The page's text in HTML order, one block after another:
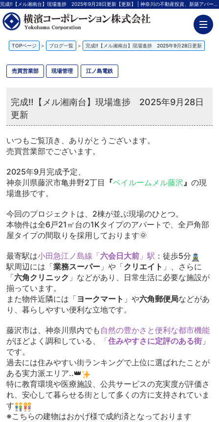
完成‼【メル湘南台】現場進捗 2025年9月28日更新【更新】 | 神奈川の不動産投資、新築アパート経営は横濱コーポレーション
TOPページ > ブログ一覧 > 完成‼【メル湘南台】現場進捗 2025年9月28日更新
売買営業部 現場管理 江ノ島電鉄
完成‼【メル湘南台】現場進捗 2025年9月28日
更新
いつもご覧頂き、ありがとうございます。
売買営業部でございます。
2025年9月完成予定、
神奈川県藤沢市亀井野2丁目 『ベイルームメル藤沢』の現
場進捗です。
今回のプロジェクトは、2棟が並ぶ現場のひとつ。
本物件は全6戸21㎡台の1Kタイプのアパートで、全戸角部
屋タイプの間取りを採用しております🌞
最寄駅は⼩⽥急江ノ島線「六会⽇⼤前 」駅 ：徒歩5分
駅周辺には「業務スーパー 」や「クリエイト 」、さらに
「六角クリニック 」などがあり、日常生活に必要な施設が
揃っています。
また物件近隣には「ヨークマート 」や六角郵便局などがあ
り、暮らしやすい便利な立地です。
藤沢市は、神奈川県内でも 自然の豊かさと便利な都市機能
がほどよく調和している、
「住みやすさに定評のある街 」
です。
過去には住みやすい街ランキングで上位に選ばれたことが
ある実力派エリア..👑
特に教育環境や医療施設、公共サービスの充実度が評価さ
れ、安心して暮らせる街として多くの方に支持されていま
す
※こちらの建物はおかげ様で成約済となっております